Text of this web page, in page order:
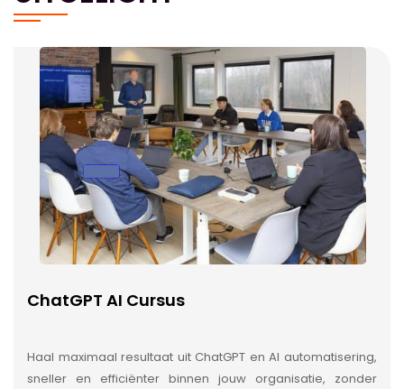
ChatGPT AI Cursus
Haal maximaal resultaat uit ChatGPT en AI automatisering,
sneller en efficiënter binnen jouw organisatie, zonder